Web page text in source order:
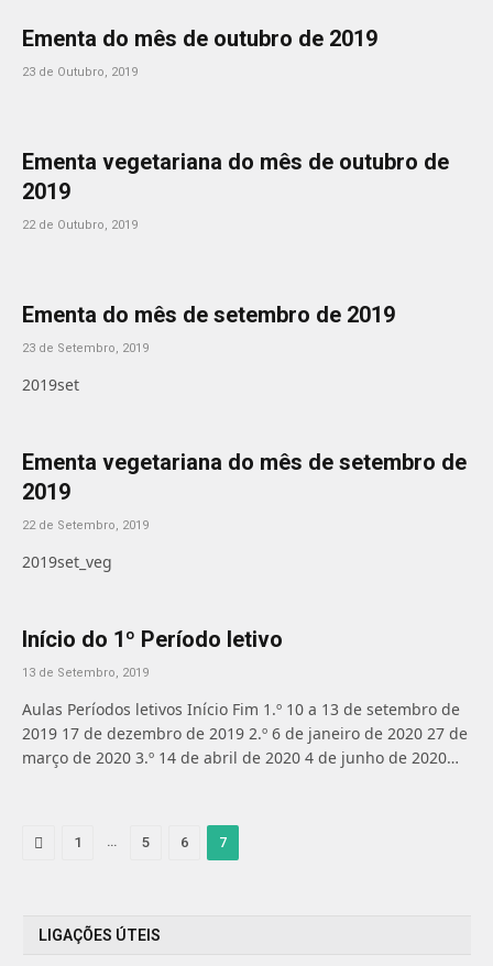
Ementa do mês de outubro de 2019
23 de Outubro, 2019
Ementa vegetariana do mês de outubro de
2019
22 de Outubro, 2019
Ementa do mês de setembro de 2019
23 de Setembro, 2019
2019set
Ementa vegetariana do mês de setembro de
2019
22 de Setembro, 2019
2019set_veg
Início do 1º Período letivo
13 de Setembro, 2019
Aulas Períodos letivos Início Fim 1.º 10 a 13 de setembro de
2019 17 de dezembro de 2019 2.º 6 de janeiro de 2020 27 de
março de 2020 3.º 14 de abril de 2020 4 de junho de 2020…
Previous
1 … 5 6 7
LIGAÇÕES ÚTEIS